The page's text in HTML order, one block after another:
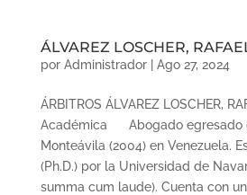
ÁLVAREZ LOSCHER,
por Administrador| Ago 27, 2024
ÁRBITROS ÁLVAREZ LOSCHER,
Académica Abogado egresado
Monteávila (2004) en Venezuela.
(Ph.D.) por la Universidad de
summa cum laude). Cuenta con